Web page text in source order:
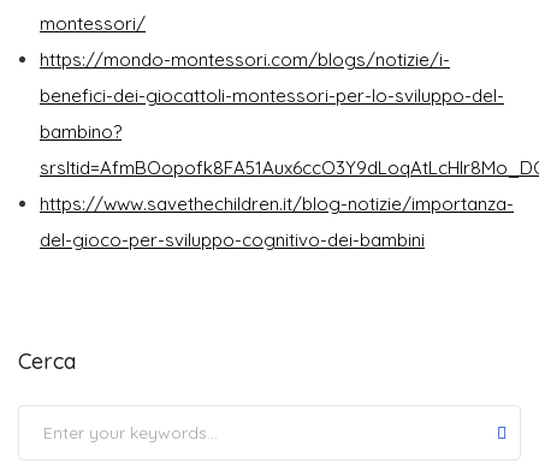
montessori/
https://mondo-montessori.com/blogs/notizie/i-
benefici-dei-giocattoli-montessori-per-lo-sviluppo-del-
bambino?
https://www.savethechildren.it/blog-notizie/importanza-
del-gioco-per-sviluppo-cognitivo-dei-bambini
Cerca